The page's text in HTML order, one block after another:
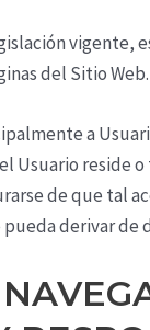
vigente,
del Sitio Web.
a
Usuario reside
de que tal
derivar de